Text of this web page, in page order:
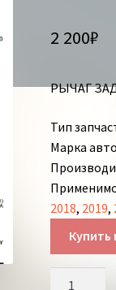
2 200₽
РЫЧАГ
Тип
Марка
2018, 2019,
Купить